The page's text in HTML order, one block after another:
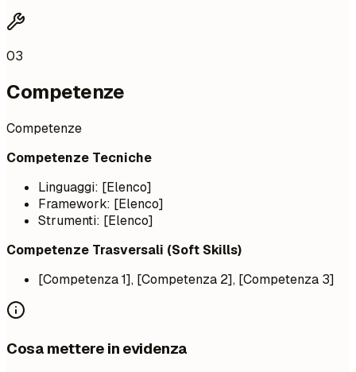
03
Competenze
Competenze
Competenze Tecniche
Linguaggi: [Elenco]
Framework: [Elenco]
Strumenti: [Elenco]
Competenze Trasversali (Soft Skills)
[Competenza 1], [Competenza 2], [Competenza 3]
Cosa mettere in evidenza